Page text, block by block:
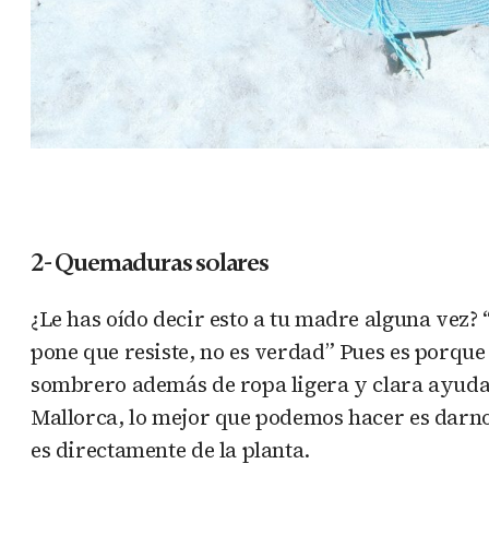
2- Quemaduras solares
¿Le has oído decir esto a tu madre alguna vez?
pone que resiste, no es verdad” Pues es
sombrero además de ropa ligera y clara
Mallorca, lo mejor que podemos hacer es
es directamente de la planta.